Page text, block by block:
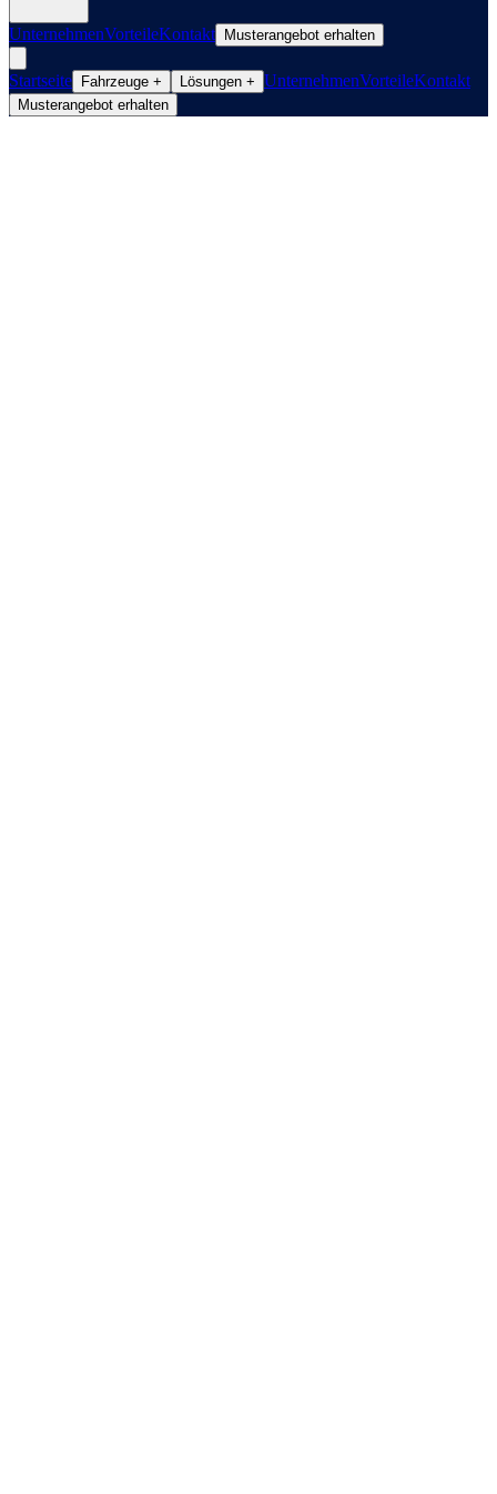
UnternehmenVorteileKontakt Musterangebot erhalten
Startseite Fahrzeuge + Lösungen + UnternehmenVorteileKontakt
Musterangebot erhalten